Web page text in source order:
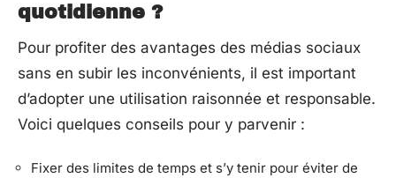
quotidienne ?
Pour profiter des avantages des médias sociaux
sans en subir les inconvénients, il est important
d’adopter une utilisation raisonnée et responsable.
Voici quelques conseils pour y parvenir :
Fixer des limites de temps et s’y tenir pour éviter de